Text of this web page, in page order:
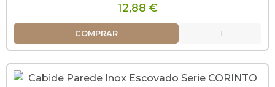
12,88 €
COMPRAR